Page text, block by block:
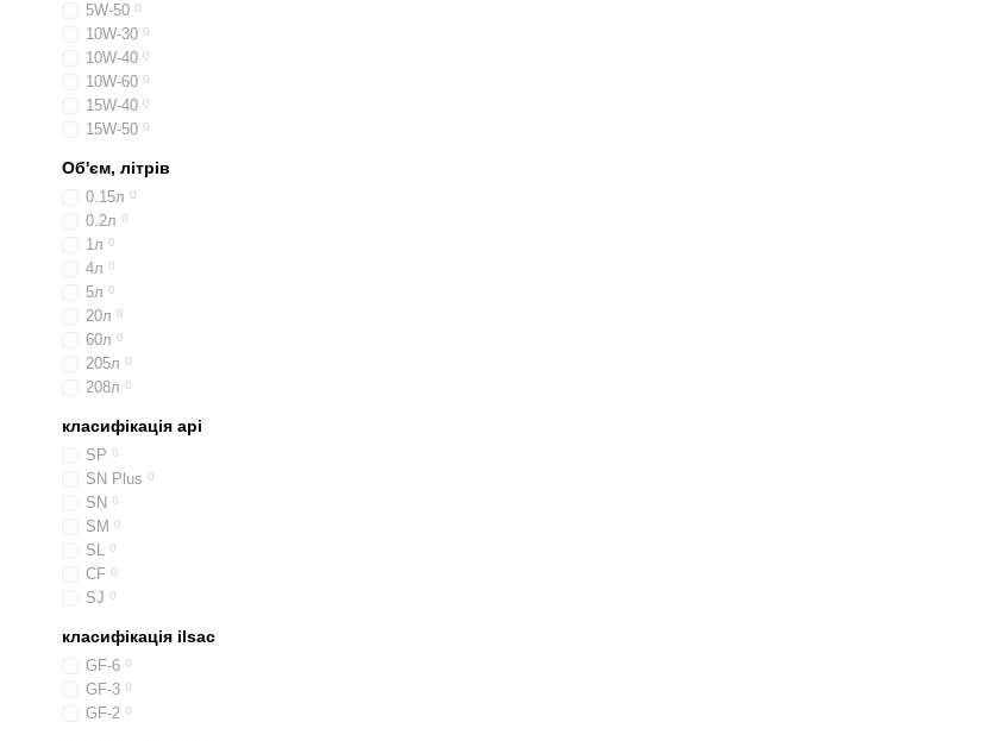
5W-50 0
10W-30 0
10W-40 0
10W-60 0
15W-40 0
15W-50 0
Об'єм, літрів
0.15л 0
0.2л 0
1л 0
4л 0
5л 0
20л 0
60л 0
205л 0
208л 0
класифікація api
SP 0
SN Plus 0
SN 0
SM 0
SL 0
CF 0
SJ 0
класифікація ilsac
GF-6 0
GF-3 0
GF-2 0